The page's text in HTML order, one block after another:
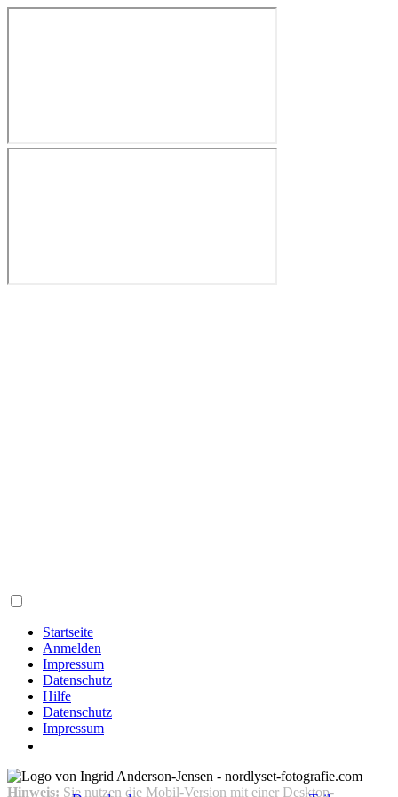
Startseite
Anmelden
Impressum
Datenschutz
Hilfe
Datenschutz
Impressum
Hinweis: Sie nutzen die Mobil-Version mit einer Desktop-